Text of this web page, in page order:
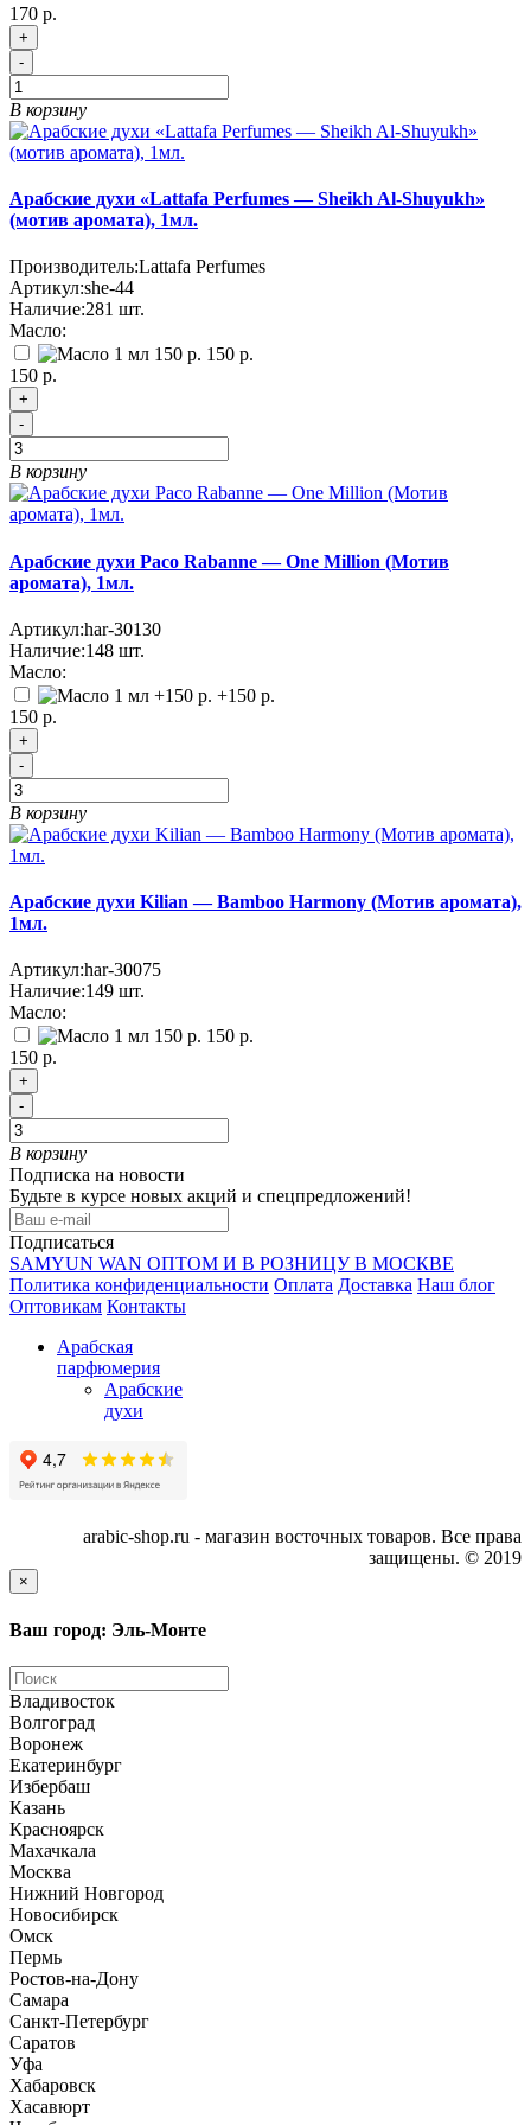
170 р.
+
-
В корзину
Арабские духи «Lattafa Perfumes — Sheikh Al-Shuyukh»
(мотив аромата), 1мл.
Производитель:Lattafa Perfumes
Артикул:she-44
Наличие:281 шт.
Масло:
150 р.
150 р.
+
-
В корзину
Арабские духи Paco Rabanne — One Million (Мотив
аромата), 1мл.
Артикул:har-30130
Наличие:148 шт.
Масло:
+150 р.
150 р.
+
-
В корзину
Арабские духи Kilian — Bamboo Harmony (Мотив аромата),
1мл.
Артикул:har-30075
Наличие:149 шт.
Масло:
150 р.
150 р.
+
-
В корзину
Подписка на новости
Будьте в курсе новых акций и спецпредложений!
Подписаться
SAMYUN WAN ОПТОМ И В РОЗНИЦУ В МОСКВЕ
Политика конфиденциальности Оплата Доставка Наш блог
Оптовикам Контакты
Арабская
парфюмерия
Арабские
духи
arabic-shop.ru - магазин восточных товаров. Все права
защищены. © 2019
×
Ваш город: Эль-Монте
Владивосток
Волгоград
Воронеж
Екатеринбург
Избербаш
Казань
Красноярск
Махачкала
Москва
Нижний Новгород
Новосибирск
Омск
Пермь
Ростов-на-Дону
Самара
Санкт-Петербург
Саратов
Уфа
Хабаровск
Хасавюрт